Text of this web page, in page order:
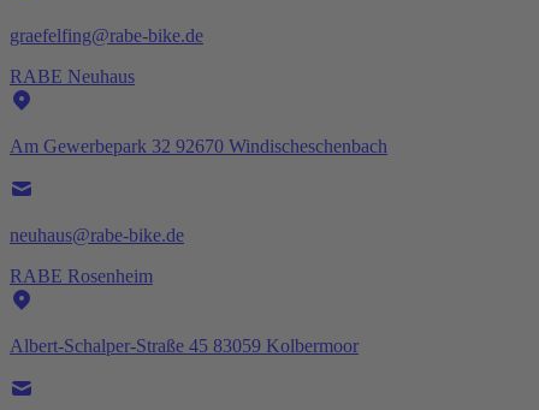
graefelfing@rabe-bike.de
RABE Neuhaus
Am Gewerbepark 32 92670 Windischeschenbach
neuhaus@rabe-bike.de
RABE Rosenheim
Albert-Schalper-Straße 45 83059 Kolbermoor